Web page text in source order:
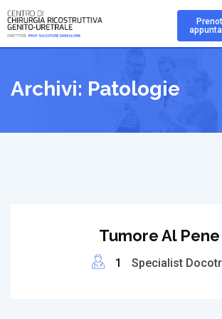
Skip
to
content
Archivi: Patologie
Tumore Al Pene
1 Specialist